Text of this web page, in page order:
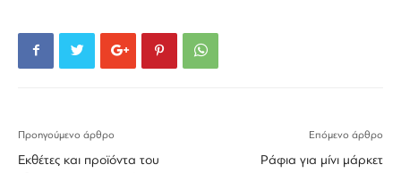
Προηγούμενο άρθρο
Εκθέτες και προϊόντα του
Επόμενο άρθρο
Ράφια για μίνι μάρκετ